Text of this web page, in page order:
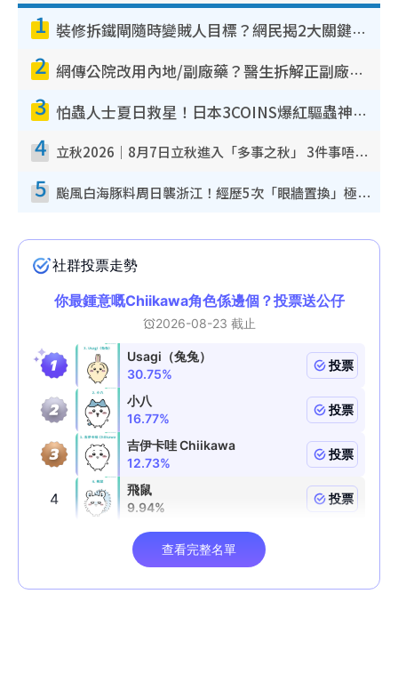
1 裝修拆鐵閘隨時變賊人目標？網民揭2大關鍵用途：裝新式等於白裝？附新舊鐵閘分別
2 網傳公院改用內地/副廠藥？醫生拆解正副廠分別 揭4類人換藥隨時出事
3 怕蟲人士夏日救星！日本3COINS爆紅驅蟲神器$45起 1招「全程免觸碰」輕鬆搞定小強
4 立秋2026｜8月7日立秋進入「多事之秋」 3件事唔做得！專家教6招開運 清枱頭／銀包納氣接好運
5 颱風白海豚料周日襲浙江！經歷5次「眼牆置換」極罕見 成登陸內地最長途颱風